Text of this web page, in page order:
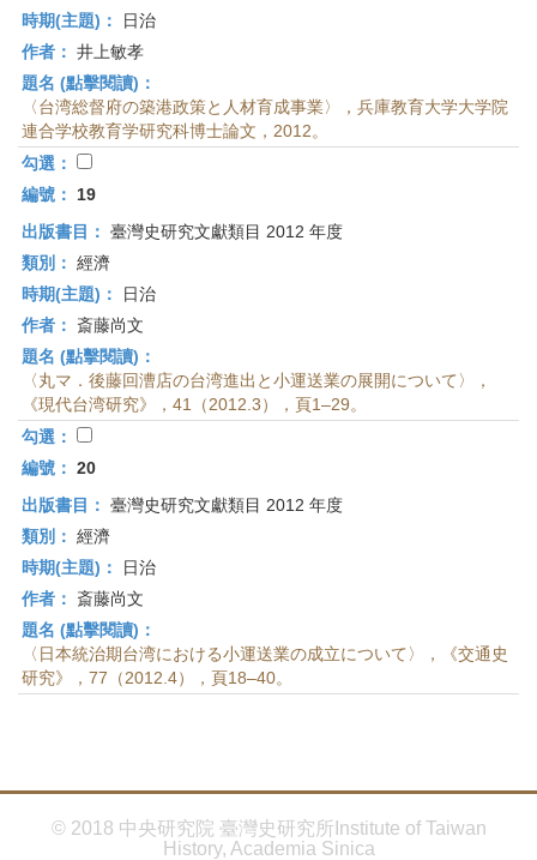
時期(主題)：
日治
作者： 井上敏孝
題名 (點擊閱讀)：
〈台湾総督府の築港政策と人材育成事業〉，兵庫教育大学大学院
連合学校教育学研究科博士論文，2012。
勾選：
編號：
19
出版書目： 臺灣史研究文獻類目 2012 年度
類別： 經濟
時期(主題)：
日治
作者：
斎藤尚文
題名 (點擊閱讀)：
〈丸マ．後藤回漕店の台湾進出と小運送業の展開について〉，
《現代台湾研究》，41（2012.3），頁1–29。
勾選：
編號： 20
出版書目： 臺灣史研究文獻類目 2012 年度
類別： 經濟
時期(主題)：
日治
作者：
斎藤尚文
題名 (點擊閱讀)：
〈日本統治期台湾における小運送業の成立について〉，《交通史
研究》，77（2012.4），頁18–40。
© 2018 中央研究院 臺灣史研究所Institute of Taiwan
History, Academia Sinica